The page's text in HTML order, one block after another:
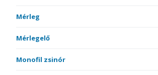
Mérleg
Mérlegelő
Monofil zsinór